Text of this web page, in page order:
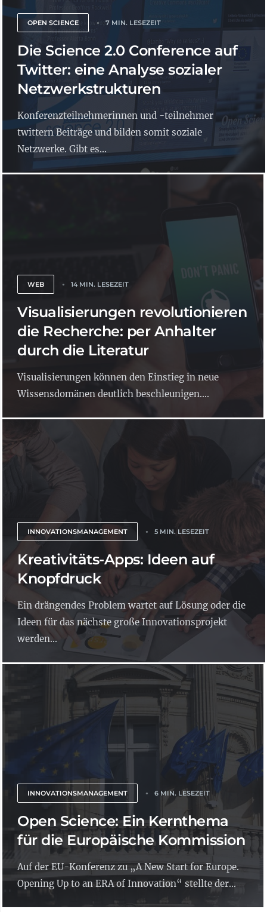
OPEN SCIENCE 7 MIN. LESEZEIT
Die Science 2.0 Conference auf
Twitter: eine Analyse sozialer
Netzwerkstrukturen
Konferenzteilnehmerinnen und -teilnehmer
twittern Beiträge und bilden somit soziale
Netzwerke. Gibt es...
WEB 14 MIN. LESEZEIT
Visualisierungen revolutionieren
die Recherche: per Anhalter
durch die Literatur
Visualisierungen können den Einstieg in neue
Wissensdomänen deutlich beschleunigen....
INNOVATIONSMANAGEMENT 5 MIN. LESEZEIT
Kreativitäts-Apps: Ideen auf
Knopfdruck
Ein drängendes Problem wartet auf Lösung oder die
Ideen für das nächste große Innovationsprojekt
werden...
INNOVATIONSMANAGEMENT 6 MIN. LESEZEIT
Open Science: Ein Kernthema
für die Europäische Kommission
Auf der EU-Konferenz zu „A New Start for Europe.
Opening Up to an ERA of Innovation“ stellte der...